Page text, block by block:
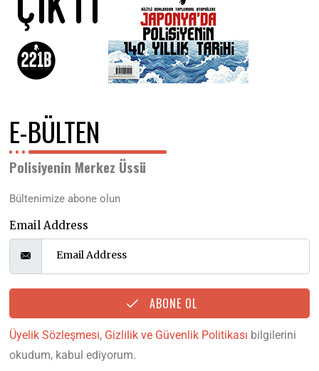
E-BÜLTEN
Polisiyenin Merkez Üssü
Bültenimize abone olun
Email Address
ABONE OL
Üyelik Sözleşmesi, Gizlilik ve Güvenlik Politikası bilgilerini
okudum, kabul ediyorum.